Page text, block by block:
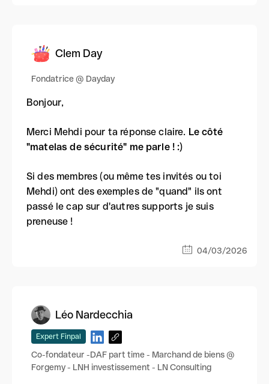
Clem Day
Fondatrice @ Dayday
Bonjour,
Merci Mehdi pour ta réponse claire. Le côté
"matelas de sécurité" me parle ! :)
Si des membres (ou même tes invités ou toi
Mehdi) ont des exemples de "quand" ils ont
passé le cap sur d'autres supports je suis
preneuse !
04/03/2026
Léo Nardecchia
Expert Finpal
Co-fondateur -DAF part time - Marchand de biens @
Forgemy - LNH investissement - LN Consulting